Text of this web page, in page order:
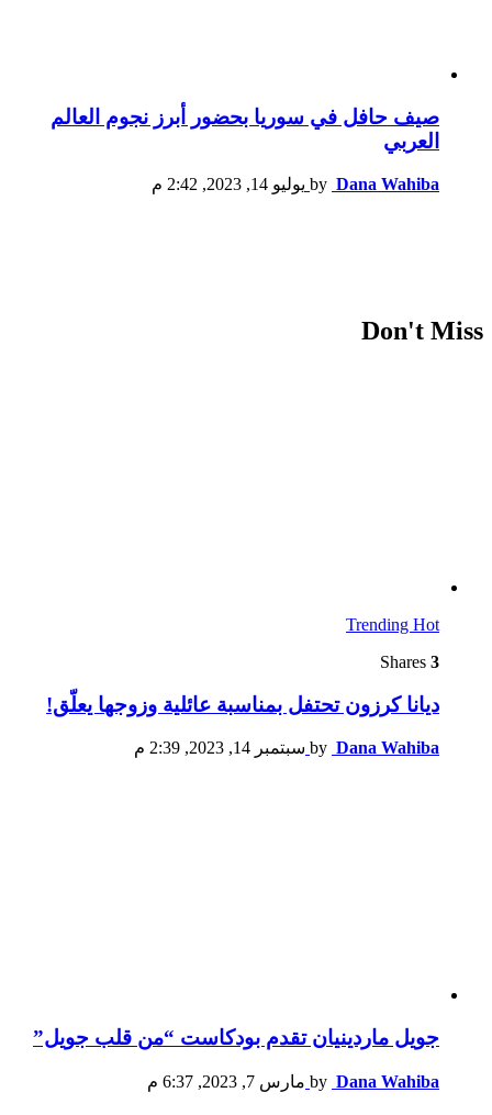
صيف حافل في سوريا بحضور أبرز نجوم العالم
العربي
by Dana Wahiba يوليو 14, 2023, 2:42 م
Don't Miss
Trending Hot
3
ديانا كرزون تحتفل بمناسبة عائلية وزوجها يعلّق!
by Dana Wahiba سبتمبر 14, 2023, 2:39 م
جويل ماردينيان تقدم بودكاست “من قلب جويل”
by Dana Wahiba مارس 7, 2023, 6:37 م